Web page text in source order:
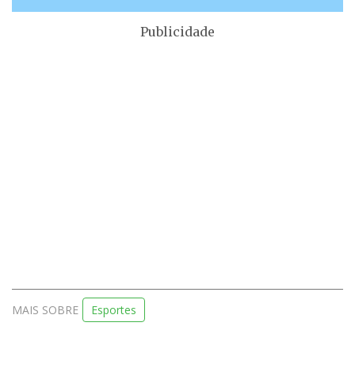
Publicidade
MAIS SOBRE Esportes